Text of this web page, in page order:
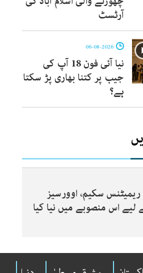
آرٹسٹ
نیا آئی فون 18 آپ کی
جیب پر کتنا بھاری پڑ سکتا
ہے؟
سکیم، اوورسیز
لیے اس منصوبے میں نیا کیا